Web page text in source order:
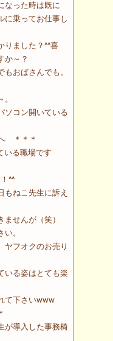
なった時は既に
に乗ってお仕事し
りました？^^喜
か～？
おばさんでも。
ソコン開いている
＊＊＊
いる職場です
^^
もねこ先生に訴え
せんが（笑）
。
ヤフオクのお売り
いる姿はとても楽
て下さいwww
が導入した事務椅